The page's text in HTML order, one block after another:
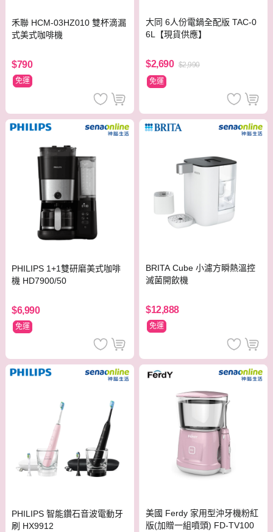
禾聯 HCM-03HZ010 雙杯滴漏
式美式咖啡機
$790
免運
大同 6人份電鍋全配版 TAC-0
6L【現貨供應】
$2,690 $2,990
免運
PHILIPS 1+1雙研磨美式咖啡
機 HD7900/50
$6,990
免運
BRITA Cube 小濾方瞬熱溫控
滅菌開飲機
$12,888
免運
PHILIPS 智能鑽石音波電動牙
刷 HX9912
美國 Ferdy 家用型沖牙機粉紅
版(加贈一組噴頭) FD-TV100